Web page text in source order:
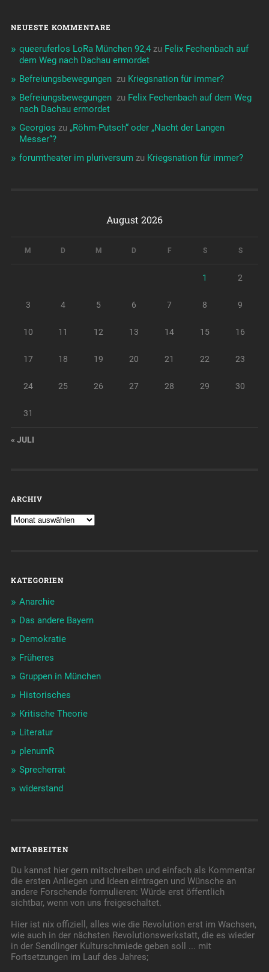
NEUESTE KOMMENTARE
queeruferlos LoRa München 92,4zu Felix Fechenbach auf
dem Weg nach Dachau ermordet
Befreiungsbewegungen ️‍ zu Kriegsnation für immer?
Befreiungsbewegungen ️‍ zu Felix Fechenbach auf dem Weg
nach Dachau ermordet
Georgios zu „Röhm-Putsch“ oder „Nacht der Langen
Messer“?
forumtheater im pluriversum zu Kriegsnation für immer?
August 2026
M D M D F S S
1 2
3 4 5 6 7 8 9
10 11 12 13 14 15 16
17 18 19 20 21 22 23
24 25 26 27 28 29 30
31
« JULI
ARCHIV
KATEGORIEN
Anarchie
Das andere Bayern
Demokratie
Früheres
Gruppen in München
Historisches
Kritische Theorie
Literatur
plenumR
Sprecherrat
widerstand
MITARBEITEN
Du kannst hier gern mitschreiben und einfach als Kommentar
die ersten Anliegen und Ideen eintragen und Wünsche an
andere Forschende formulieren: Würde erst öffentlich
sichtbar, wenn von uns freigeschaltet.
Hier ist nix offiziell, alles wie die Revolution erst im Wachsen,
wie auch in der nächsten Revolutionswerkstatt, die es wieder
in der Sendlinger Kulturschmiede geben soll ... mit
Fortsetzungen im Lauf des Jahres;